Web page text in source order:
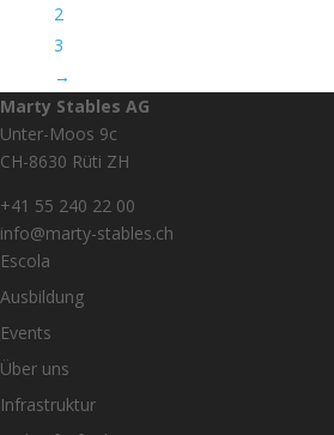
2
3
→
Marty Stables AG
Unter-Moos 9c
CH-8630 Rüti ZH
+41 55 240 22 00
info@marty-stables.ch
Escola
Ausbildung
Events
Über uns
Infrastruktur